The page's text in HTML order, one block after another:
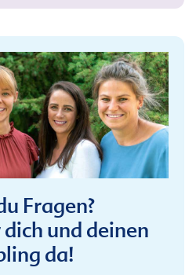
Fragen?
und deinen
da!